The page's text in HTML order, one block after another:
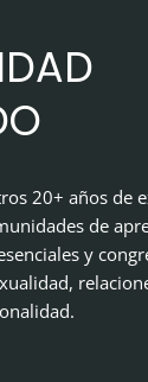
20+ años de
de
y